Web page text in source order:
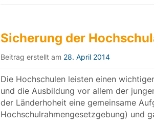
Sicherung der
Beitrag erstellt am 28. April 2014
Die Hochschulen leisten einen
und die Ausbildung vor allem der
der Länderhoheit eine gemeinsame
Hochschulrahmengesetzgebung) und